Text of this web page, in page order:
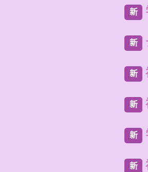
新
新
新
新
新
新